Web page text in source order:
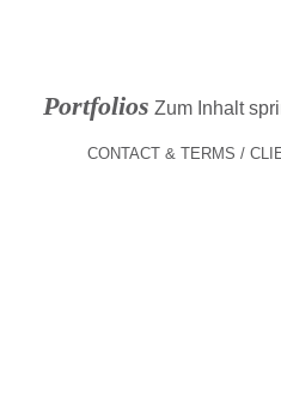
Portfolios Zum Inhalt
CONTACT & TERMS